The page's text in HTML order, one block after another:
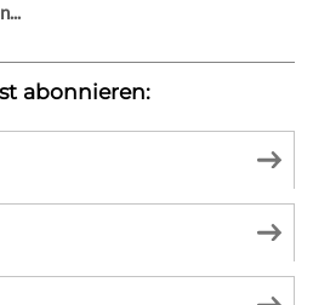
abonnieren: